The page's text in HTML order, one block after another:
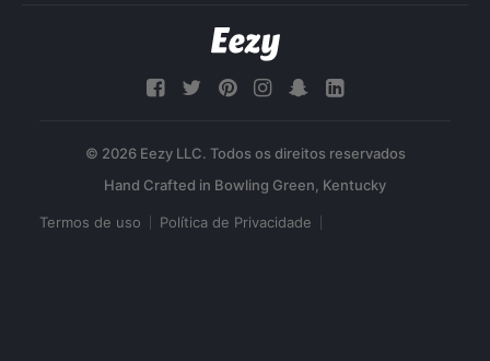
© 2026 Eezy LLC. Todos os direitos reservados
Termos de uso Política de Privacidade